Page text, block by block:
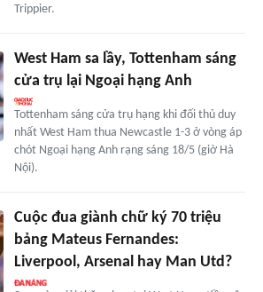
Trippier.
West Ham sa lầy, Tottenham sáng
cửa trụ lại Ngoại hạng Anh
Tottenham sáng cửa trụ hạng khi đối thủ duy
nhất West Ham thua Newcastle 1-3 ở vòng áp
chót Ngoại hạng Anh rạng sáng 18/5 (giờ Hà
Nội).
Cuộc đua giành chữ ký 70 triệu
bảng Mateus Fernandes:
Liverpool, Arsenal hay Man Utd?